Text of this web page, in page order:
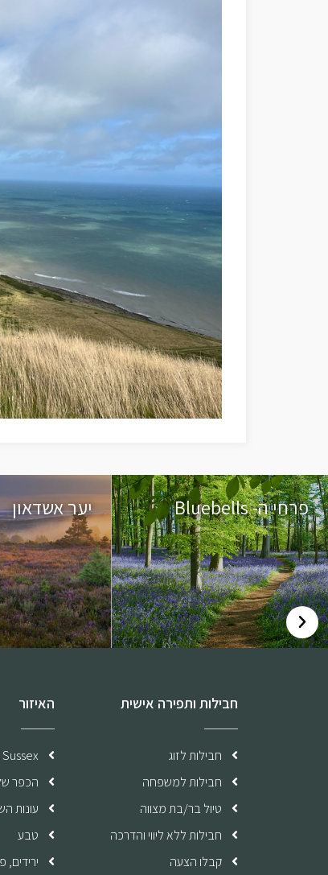
פרחי ה- Bluebells יער אשדאון
חבילות ותפירה אישית
חבילות לזוג
חבילות למשפחה
טיול בר/בת מצווה
חבילות ללא ליווי והדרכה
קבלו הצעה
האיזור
הכפר
עונות
טבע
ירידים,